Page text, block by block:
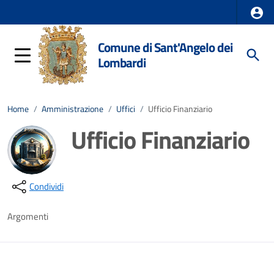
Comune di Sant'Angelo dei
Lombardi
Home / Amministrazione / Uffici / Ufficio Finanziario
Ufficio Finanziario
Condividi
Argomenti